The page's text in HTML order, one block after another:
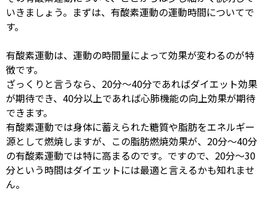
いきましょう。まずは、有酸素運動の運動時間についてで
す。
有酸素運動は、運動の時間量によって効果が変わるのが特
徴です。
ざっくりと言うなら、 20分～40分であればダイエット効果
が期待でき、 40分以上であれば心肺機能の向上効果が期待
できます。
有酸素運動では身体に蓄えられた糖質や脂肪をエネルギー
源として燃焼しますが、この脂肪燃焼効果が、 20分～40分
の有酸素運動では特に高まるのです。ですので、 20分～30
分という時間はダイエットには最適と言えるかも知れませ
ん。